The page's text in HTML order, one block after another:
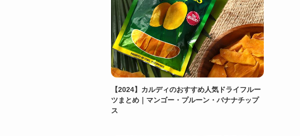
【2024】カルディのおすすめ人気ドライフルー
ツまとめ｜マンゴー・プルーン・バナナチップ
ス